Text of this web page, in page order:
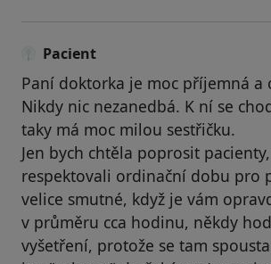
Pacient
Paní doktorka je moc příjemná a
Nikdy nic nezanedbá. K ní se
taky má moc milou sestřičku.
Jen bych chtěla poprosit
respektovali ordinační dobu pro
velice smutné, když je vám
v průměru cca hodinu, někdy
vyšetření, protože se tam